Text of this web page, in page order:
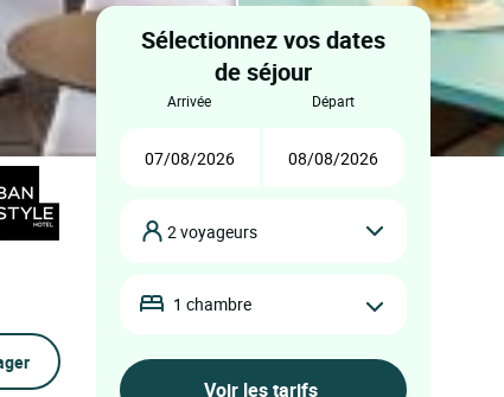
Sélectionnez vos dates
de séjour
arrivée départ
2 voyageurs
1 chambre